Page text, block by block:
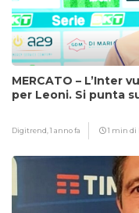
MERCATO – L’Inter
per Leoni. Si punta
Digitrend,1 anno fa 1 min di